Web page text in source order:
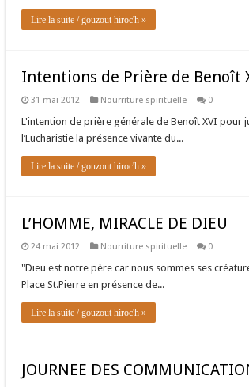
Lire la suite / gouzout hiroc'h »
Intentions de Prière de Benoît
31 mai 2012 Nourriture spirituelle 0
L'intention de prière générale de Benoît XVI pour
l’Eucharistie la présence vivante du...
Lire la suite / gouzout hiroc'h »
L’HOMME, MIRACLE DE DIEU
24 mai 2012 Nourriture spirituelle 0
"Dieu est notre père car nous sommes ses
Place St.Pierre en présence de...
Lire la suite / gouzout hiroc'h »
JOURNEE DES